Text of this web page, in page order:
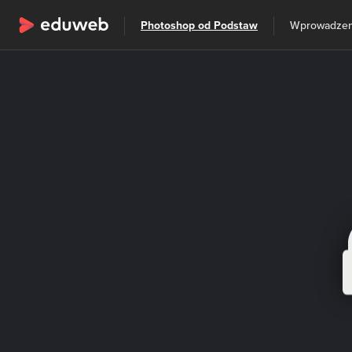
Wszystkie kategorie Szkolenia
Photoshop od Podstaw